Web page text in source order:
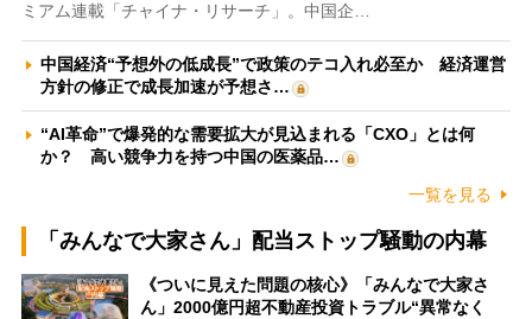
ミアム連載「チャイナ・リサーチ」。中国企…
中国経済“予想外の低成長”で政策のテコ入れ必至か 経済運営
方針の修正で成長加速が予想さ…
“AI革命”で爆発的な需要拡大が見込まれる「CXO」とは何
か？ 高い競争力を持つ中国の医薬品…
一覧を見る
「みんなで大家さん」配当ストップ騒動の内幕
《ついに見えた問題の核心》「みんなで大家さ
ん」2000億円超不動産投資トラブル“異常なく